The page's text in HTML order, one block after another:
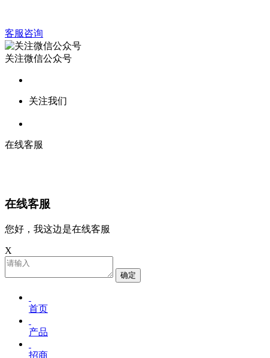
客服咨询
关注微信公众号
关注我们
在线客服
在线客服
您好，我这边是在线客服
X
确定
首页
产品
招商